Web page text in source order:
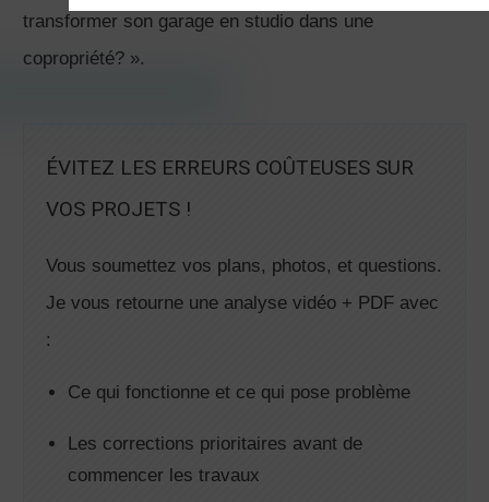
transformer son garage en studio dans une
copropriété? ».
ÉVITEZ LES ERREURS COÛTEUSES SUR
VOS PROJETS !
Vous soumettez vos plans, photos, et questions.
Je vous retourne une analyse vidéo + PDF avec
:
Ce qui fonctionne et ce qui pose problème
Les corrections prioritaires avant de
commencer les travaux